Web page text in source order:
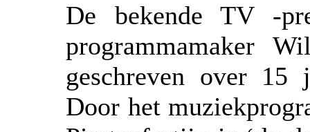
De bekende TV -
programmamaker
geschreven over 15
Door het